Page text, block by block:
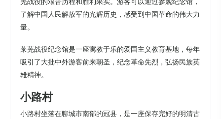
了解中国人民解放军的光辉历史，感受到中国革命的伟大力
量。
莱芜战役纪念馆是一座寓教于乐的爱国主义教育基地，每年
吸引了大批中外游客前来朝圣，纪念革命先烈，弘扬民族英
雄精神。
小路村
小路村坐落在聊城市南部的冠县，是一座保存完好的明清古